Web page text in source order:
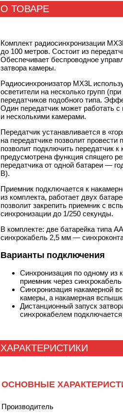
О ТОВАРЕ
Комплект радиосинхронизации
до 100 метров. Состоит из
Обеспечивает беспроводное
затвора камеры.
Радиосинхронизатор MX3L
осветители на несколько групп
передатчиков подобного типа.
Один передатчик может работать
и несколькими камерами.
Передатчик устанавливается в
на передатчике позволит
позволит подключить передатчик
предусмотрена функция спящего
передатчика от одной батареи —
В).
Приемник подключается к
из комплекта, работает двух
позволит закрепить приемник с
синхронизации до 1/250 секунды.
В комплекте: две батарейка типа
синхрокабель 2,5 мм —
Варианты подключения
Синхронизация по одному из
приемник через
Синхронизация накамерной
камеры, а накамерная
Дистанционный запуск
синхрокабелем
ХАРАКТЕРИСТИКИ
ОСНОВНЫЕ
Производитель